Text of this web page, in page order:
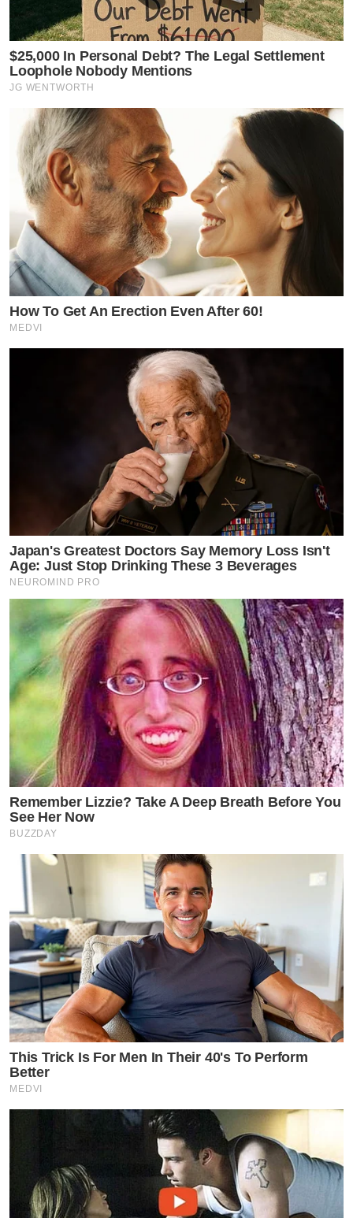
$25,000 In Personal Debt? The Legal Settlement
Loophole Nobody Mentions
JG WENTWORTH
How To Get An Erection Even After 60!
MEDVI
Japan's Greatest Doctors Say Memory Loss Isn't
Age: Just Stop Drinking These 3 Beverages
NEUROMIND PRO
Remember Lizzie? Take A Deep Breath Before You
See Her Now
BUZZDAY
This Trick Is For Men In Their 40's To Perform
Better
MEDVI